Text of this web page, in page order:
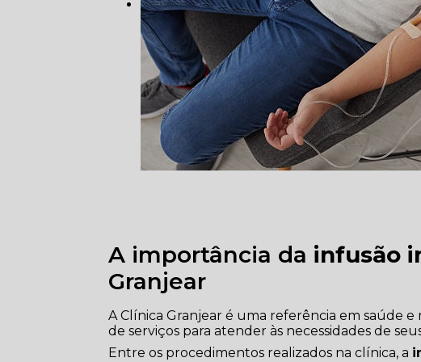
A importância da infusão
Granjear
A Clínica Granjear é uma referência em saúde
de serviços para atender às necessidades de
Entre os procedimentos realizados na clínica, a